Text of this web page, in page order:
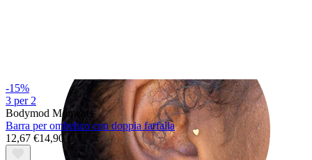
-15%
3 per 2
Bodymod Moments
Barra per ombelico con doppia farfalla
12,67 €14,90 €